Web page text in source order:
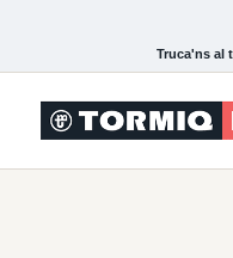
Truca'ns al